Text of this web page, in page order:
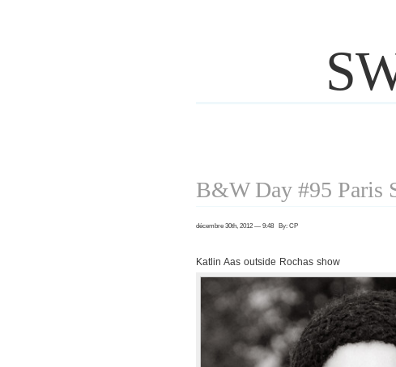
B&W Day #95 Paris
décembre 30th, 2012 — 9:48 By: CP
Katlin Aas outside Rochas show